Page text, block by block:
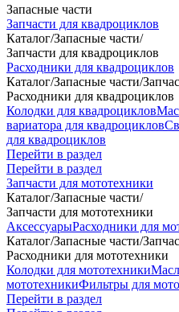
Запасные части
Запчасти для квадроциклов
Каталог/Запасные части/
Запчасти для квадроциклов
Расходники для квадроциклов
Каталог/Запасные части/
Расходники для квадроциклов
Колодки для квадроциклов
вариатора для квадроциклов
для квадроциклов
Перейти в раздел
Перейти в раздел
Запчасти для мототехники
Каталог/Запасные части/
Запчасти для мототехники
АксессуарыРасходники для
Каталог/Запасные части/
Расходники для мототехники
Колодки для мототехники
мототехникиФильтры для
Перейти в раздел